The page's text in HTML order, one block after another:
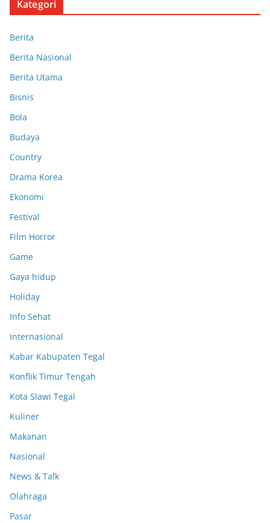
Kategori
Berita
Berita Nasional
Berita Utama
Bisnis
Bola
Budaya
Country
Drama Korea
Ekonomi
Festival
Film Horror
Game
Gaya hidup
Holiday
Info Sehat
Internasional
Kabar Kabupaten Tegal
Konflik Timur Tengah
Kota Slawi Tegal
Kuliner
Makanan
Nasional
News & Talk
Olahraga
Pasar